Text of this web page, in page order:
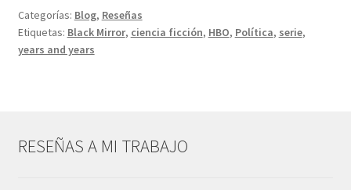
Categorías: Blog, Reseñas
Etiquetas: Black Mirror, ciencia ficción, HBO, Política, serie,
years and years
RESEÑAS A MI TRABAJO